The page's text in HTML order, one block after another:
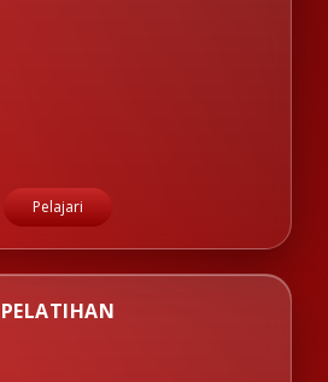
Pelajari
PELATIHAN